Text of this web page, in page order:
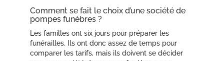
Comment se fait le choix d’une société de
pompes funèbres ?
Les familles ont six jours pour préparer les
funérailles. Ils ont donc assez de temps pour
comparer les tarifs, mais ils doivent se décider